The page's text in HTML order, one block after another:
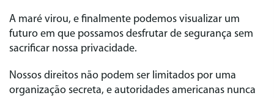
A maré virou, e finalmente podemos visualizar um
futuro em que possamos desfrutar de segurança sem
sacrificar nossa privacidade.
Nossos direitos não podem ser limitados por uma
organização secreta, e autoridades americanas nunca